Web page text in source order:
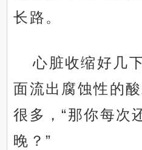
长路。
心脏收缩好几
面流出腐蚀性的
很多，“那你每次
晚？”